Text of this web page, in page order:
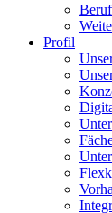
Profil